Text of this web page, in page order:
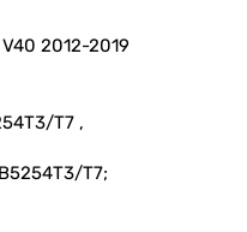
2012-2019
T7 ,
T7;